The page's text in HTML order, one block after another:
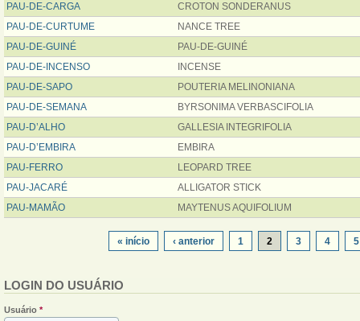
PAU-DE-CARGA
CROTON SONDERANUS
PAU-DE-CURTUME
NANCE TREE
PAU-DE-GUINÉ
PAU-DE-GUINÉ
PAU-DE-INCENSO
INCENSE
PAU-DE-SAPO
POUTERIA MELINONIANA
PAU-DE-SEMANA
BYRSONIMA VERBASCIFOLIA
PAU-D’ALHO
GALLESIA INTEGRIFOLIA
PAU-D’EMBIRA
EMBIRA
PAU-FERRO
LEOPARD TREE
PAU-JACARÉ
ALLIGATOR STICK
PAU-MAMÃO
MAYTENUS AQUIFOLIUM
« início ‹ anterior 1 2 3 4 5
LOGIN DO USUÁRIO
Usuário *